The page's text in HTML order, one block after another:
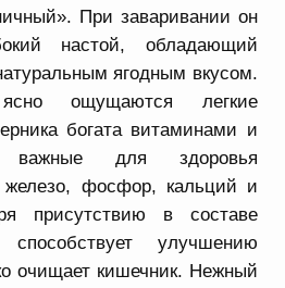
При заваривании он
настой, обладающий
ягодным вкусом.
ощущаются легкие
богата витаминами и
важные для здоровья
железо, фосфор, кальций и
присутствию в составе
способствует улучшению
очищает кишечник. Нежный